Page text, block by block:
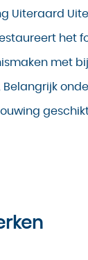
Uiteraard
het
met
Belangrijk